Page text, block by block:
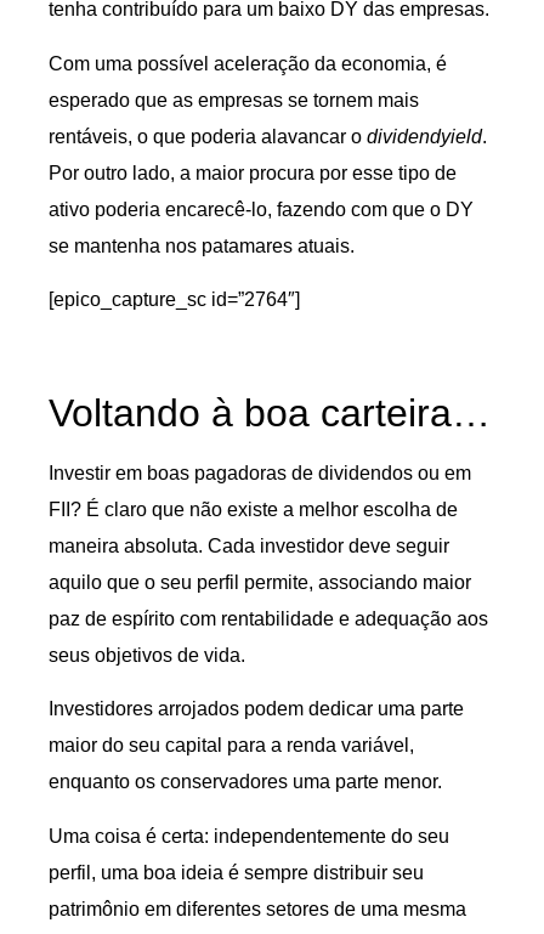
tenha contribuído para um baixo DY das empresas.
Com uma possível aceleração da economia, é
esperado que as empresas se tornem mais
rentáveis, o que poderia alavancar o dividendyield.
Por outro lado, a maior procura por esse tipo de
ativo poderia encarecê-lo, fazendo com que o DY
se mantenha nos patamares atuais.
[epico_capture_sc id=”2764″]
Voltando à boa carteira…
Investir em boas pagadoras de dividendos ou em
FII? É claro que não existe a melhor escolha de
maneira absoluta. Cada investidor deve seguir
aquilo que o seu perfil permite, associando maior
paz de espírito com rentabilidade e adequação aos
seus objetivos de vida.
Investidores arrojados podem dedicar uma parte
maior do seu capital para a renda variável,
enquanto os conservadores uma parte menor.
Uma coisa é certa: independentemente do seu
perfil, uma boa ideia é sempre distribuir seu
patrimônio em diferentes setores de uma mesma